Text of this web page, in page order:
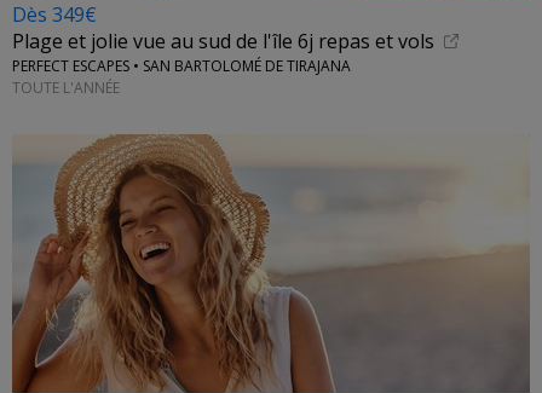
Dès 349€
Plage et jolie vue au sud de l'île 6j repas et vols
PERFECT ESCAPES • SAN BARTOLOMÉ DE TIRAJANA
TOUTE L'ANNÉE